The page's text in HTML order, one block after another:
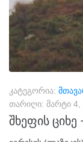
კატეგორია:
თარიღი: მარტი 4,
შხეფის ციხე